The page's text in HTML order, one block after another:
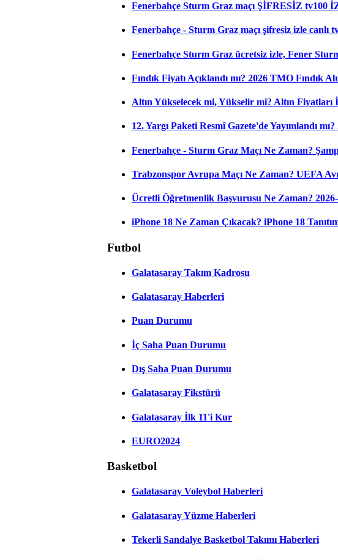
Fenerbahçe Sturm Graz maçı ŞİFRESİZ tv100
Fenerbahçe - Sturm Graz maçı şifresiz izle canlı
Fenerbahçe Sturm Graz ücretsiz izle, Fener
Fındık Fiyatı Açıklandı mı? 2026 TMO Fındık
Altın Yükselecek mi, Yükselir mi? Altın
12. Yargı Paketi Resmî Gazete'de Yayımlandı
Fenerbahçe - Sturm Graz Maçı Ne Zaman?
Trabzonspor Avrupa Maçı Ne Zaman? UEFA
Ücretli Öğretmenlik Başvurusu Ne Zaman?
iPhone 18 Ne Zaman Çıkacak? iPhone 18
Futbol
Galatasaray Takım Kadrosu
Galatasaray Haberleri
Puan Durumu
İç Saha Puan Durumu
Dış Saha Puan Durumu
Galatasaray Fikstürü
Galatasaray İlk 11'i Kur
EURO2024
Basketbol
Galatasaray Voleybol Haberleri
Galatasaray Yüzme Haberleri
Tekerli Sandalye Basketbol Takımı Haberleri